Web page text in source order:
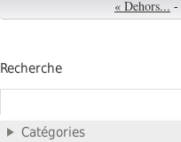
« Dehors... -
Recherche
Catégories